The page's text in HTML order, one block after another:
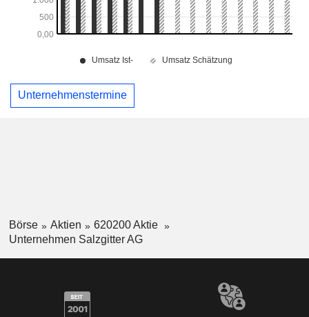
Unternehmenstermine
Börse Aktien
620200 Aktie
Unternehmen Salzgitter AG